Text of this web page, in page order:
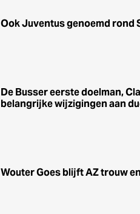
Ook Juventus genoemd rond
De Busser eerste doelman,
belangrijke wijzigingen aan
Wouter Goes blijft AZ trouw